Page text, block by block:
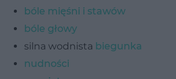
bóle mięśni i stawów
bóle głowy
silna wodnista biegunka
nudności